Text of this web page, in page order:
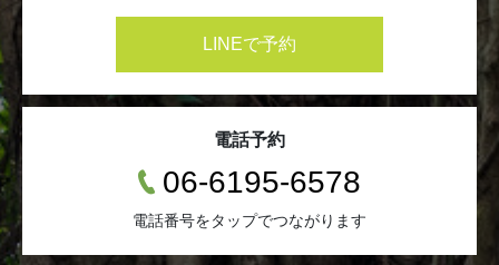
LINEで予約
電話予約
06-6195-6578
電話番号をタップでつながります